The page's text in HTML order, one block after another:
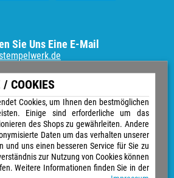
COOKIES
Cookies, um Ihnen den bestmöglichen
Einige sind erforderliche um das
des Shops zu gewährleiten. Andere
Daten um das verhalten unserer
und uns einen besseren Service für Sie zu
zur Nutzung von Cookies können
Weitere Informationen finden Sie in der
Sie Uns Eine E-Mail
widerrufen
& Zahlungsarten